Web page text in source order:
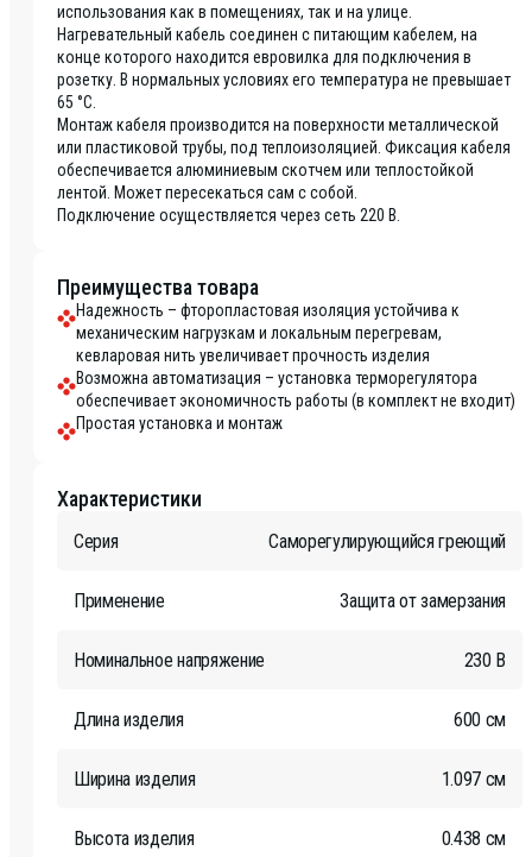
использования как в помещениях, так и на улице.
Нагревательный кабель соединен с питающим кабелем, на
конце которого находится евровилка для подключения в
розетку. В нормальных условиях его температура не превышает
65 °C.
Монтаж кабеля производится на поверхности металлической
или пластиковой трубы, под теплоизоляцией. Фиксация кабеля
обеспечивается алюминиевым скотчем или теплостойкой
лентой. Может пересекаться сам с собой.
Подключение осуществляется через сеть 220 В.
Преимущества товара
Надежность – фторопластовая изоляция устойчива к
механическим нагрузкам и локальным перегревам,
кевларовая нить увеличивает прочность изделия
Возможна автоматизация – установка терморегулятора
обеспечивает экономичность работы (в комплект не входит)
Простая установка и монтаж
Характеристики
Серия Саморегулирующийся греющий
Применение Защита от замерзания
Номинальное напряжение 230 В
Длина изделия 600 см
Ширина изделия 1.097 см
Высота изделия 0.438 см